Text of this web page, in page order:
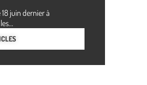
juin dernier à